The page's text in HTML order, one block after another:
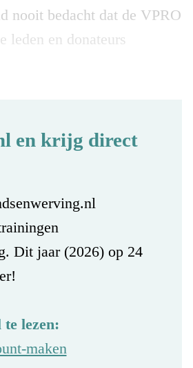
nooit bedacht dat de VPRO
leden en donateurs
en krijg direct
Dit jaar (2026) op 24
lezen:
maken